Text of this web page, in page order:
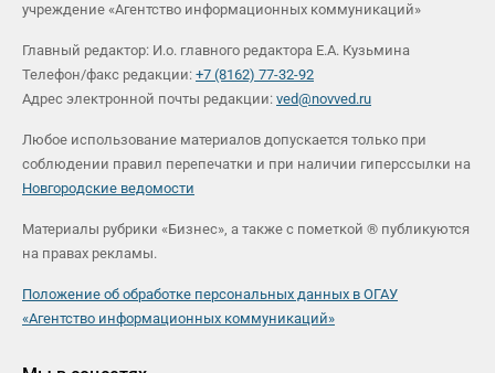
учреждение «Агентство информационных коммуникаций»
Главный редактор: И.о. главного редактора Е.А. Кузьмина
Телефон/факс редакции: +7 (8162) 77-32-92
Адрес электронной почты редакции: ved@novved.ru
Любое использование материалов допускается только при
соблюдении правил перепечатки и при наличии гиперссылки на
Новгородские ведомости
Материалы рубрики «Бизнес», а также с пометкой ® публикуются
на правах рекламы.
Положение об обработке персональных данных в ОГАУ
«Агентство информационных коммуникаций»